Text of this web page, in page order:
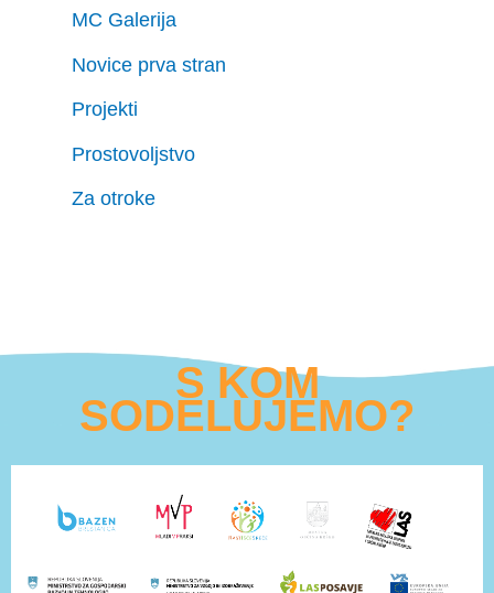
MC Galerija
Novice prva stran
Projekti
Prostovoljstvo
Za otroke
S KOM
SODELUJEMO?